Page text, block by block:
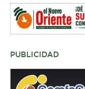
PUBLICIDAD